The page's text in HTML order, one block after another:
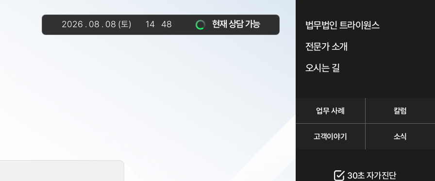
법무법인 트라이원스
전문가 소개
오시는 길
업무 사례 칼럼
고객이야기 소식
30초 자가진단
2026 . 08 . 08 (토) 14 48 현재 상담 가능